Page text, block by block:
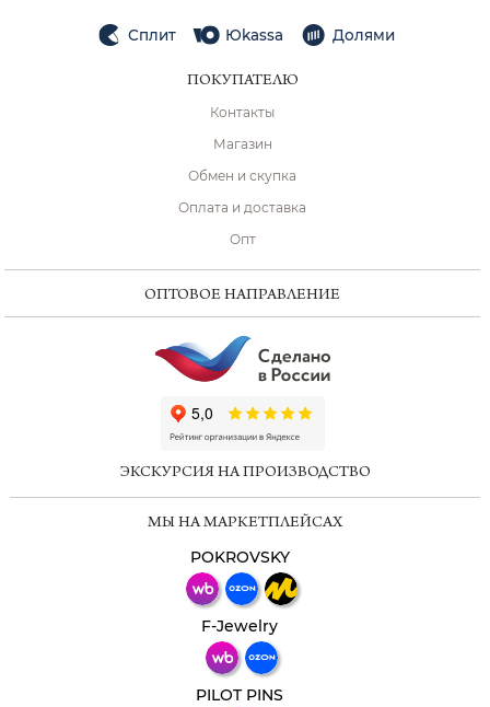
Сплит Юkassa Долями
ПОКУПАТЕЛЮ
Контакты
Магазин
Обмен и скупка
Оплата и доставка
Опт
ОПТОВОЕ НАПРАВЛЕНИЕ
ЭКСКУРСИЯ НА ПРОИЗВОДСТВО
МЫ НА МАРКЕТПЛЕЙСАХ
POKROVSKY
F-Jewelry
PILOT PINS